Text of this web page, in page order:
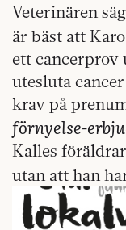
Veterinären
är bäst att
ett
utesluta
krav på
förnyelse-
Kalles
utan att han